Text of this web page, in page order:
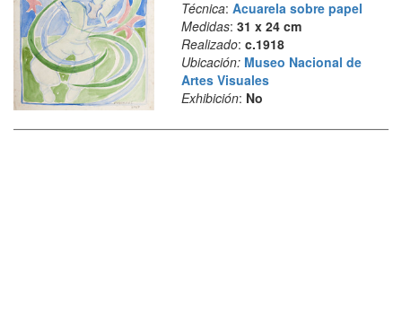
Técnica: Acuarela sobre papel
Medidas: 31 x 24 cm
Realizado: c.1918
Ubicación: Museo Nacional de
Artes Visuales
Exhibición: No